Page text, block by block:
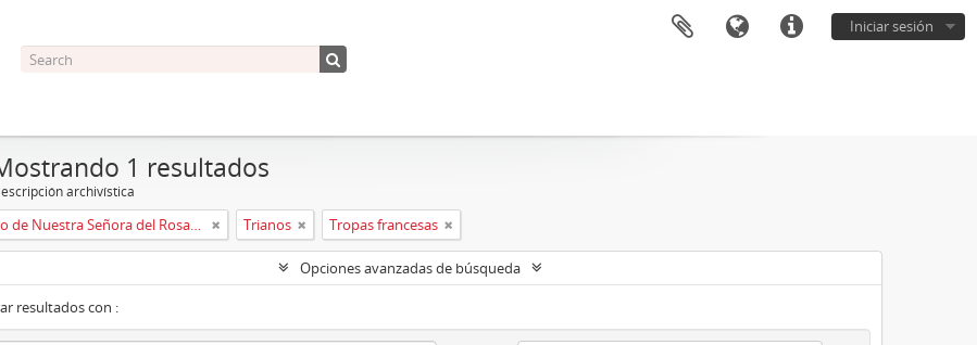
Iniciar sesión
1 resultados
archivística
Convento de Nuestra Señora del Rosario de Oviedo Trianos Tropas francesas
Opciones avanzadas de búsqueda
resultados con :